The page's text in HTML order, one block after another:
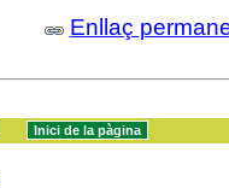
Enllaç